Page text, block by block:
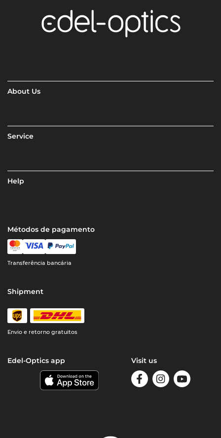
About Us
Service
Help
Métodos de pagamento
Transferência bancária
Shipment
Envio e retorno gratuitos
Edel-Optics app Visit us